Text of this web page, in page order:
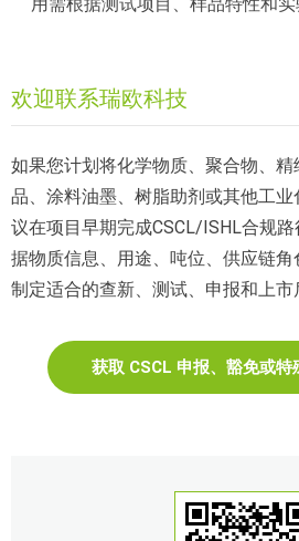
用需根据测试项目、样品特性和实
欢迎联系瑞欧科技
如果您计划将化学物质、聚合物、
品、涂料油墨、树脂助剂或其他工
议在项目早期完成CSCL/ISHL合规
据物质信息、用途、吨位、供应链
制定适合的查新、测试、申报和上市
获取 CSCL 申报、豁免或特